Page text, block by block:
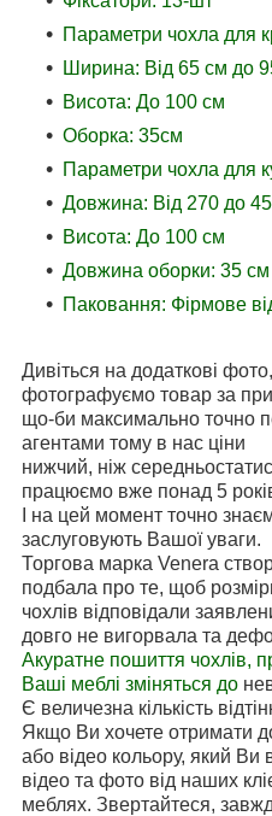
Параметри чохла для
Ширина: Від 65 см до
Висота: До 100 см
Оборка: 35см
Параметри чохла для
Довжина: Від 270 до
Висота: До 100 см
Довжина оборки: 35 см
Паковання: Фірмове
Дивіться на додаткові
фотографуємо товар за
що-би максимально точно
агентами тому в нас ціни
нижчий, ніж
працюємо вже понад 5
І на цей момент точно
заслуговують Вашої уваги.
Торгова марка Venera
подбала про те, щоб
чохлів відповідали
довго не вигорвала та
Акуратне пошиття чохлів,
Ваші меблі зміняться до
Є величезна кількість
Якщо Ви хочете отримати
або відео кольору, який Ви
відео та фото від наших
меблях. Звертайтеся,